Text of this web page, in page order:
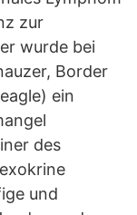
zur
wurde bei
Border
ein
des
und